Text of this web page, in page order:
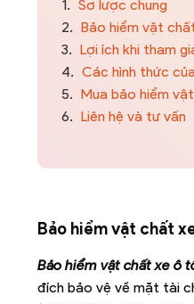
1. Sơ lược chung
2. Bảo hiểm vật
3. Lợi ích khi tham
4. Các hình thức
5. Mua bảo hiểm
6. Liên hệ và tư vấn
Bảo hiểm vật chất
Bảo hiểm vật chất xe ô
đích bảo vệ về mặt tài